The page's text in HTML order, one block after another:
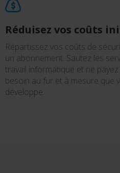
Réduisez vos coûts
Répartissez vos coûts de
un abonnement. Sautez les
travail informatique et ne
besoin au fur et à mesure que
développe.